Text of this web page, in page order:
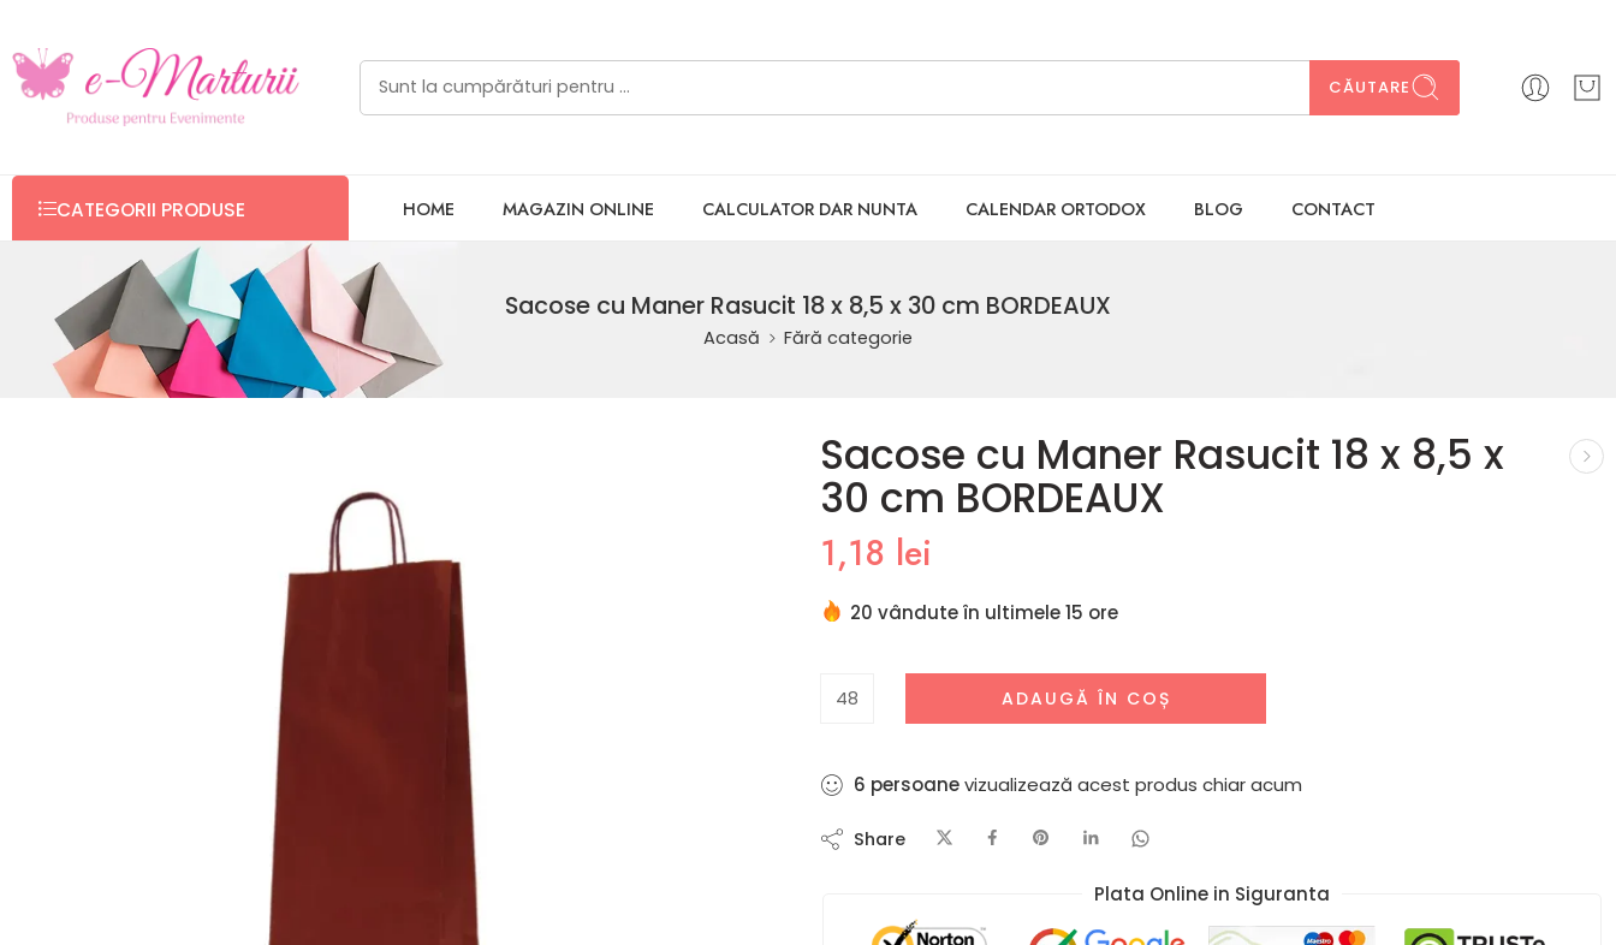
CĂUTARE
CATEGORII PRODUSE HOME MAGAZIN ONLINE CALCULATOR DAR NUNTA CALENDAR ORTODOX BLOG CONTACT
Sacose cu Maner Rasucit 18 x 8,5 x 30 cm BORDEAUX
Acasă Fără categorie
Sacose cu Maner Rasucit 18 x 8,5 x
30 cm BORDEAUX
1,18 lei
20 vândute în ultimele 15 ore
ADAUGĂ ÎN COȘ
5 persoanevizualizează acest produs chiar acum
Share
Plata Online in Siguranta​